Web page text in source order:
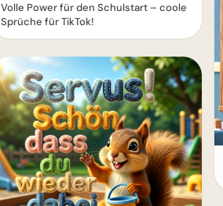
Volle Power für den Schulstart – coole
Sprüche für TikTok!